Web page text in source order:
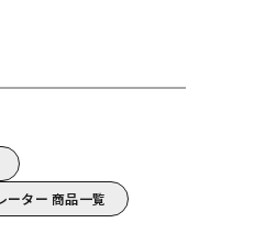
ーター 商品一覧